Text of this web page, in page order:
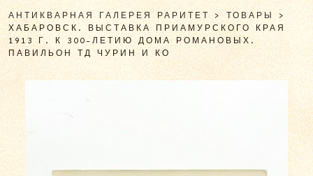
АНТИКВАРНАЯ ГАЛЕРЕЯ РАРИТЕТ >ТОВАРЫ>
ХАБАРОВСК. ВЫСТАВКА ПРИАМУРСКОГО КРАЯ
1913 Г. К 300-ЛЕТИЮ ДОМА РОМАНОВЫХ.
ПАВИЛЬОН ТД ЧУРИН И КО